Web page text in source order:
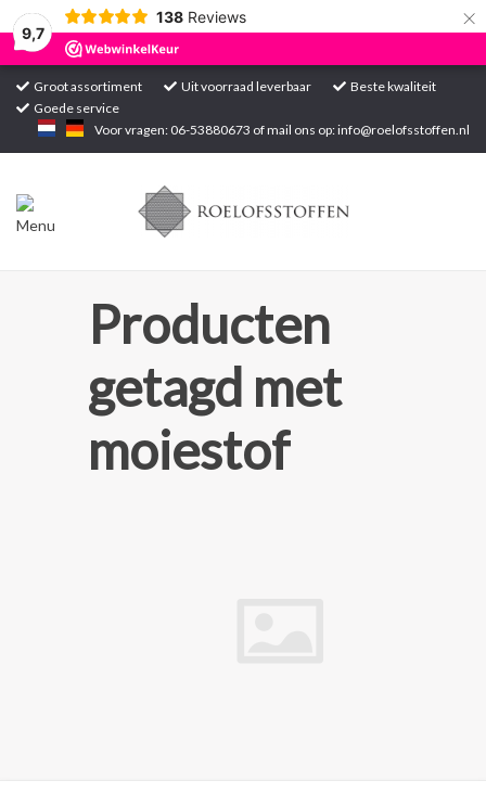
9,7
138 Reviews ×
Groot assortiment Uit voorraad leverbaar
Beste kwaliteit
Goede service
Voor vragen: 06-53880673 of mail ons op:info@roelofsstoffen.nl
Home
Producten
getagd met
moiestof